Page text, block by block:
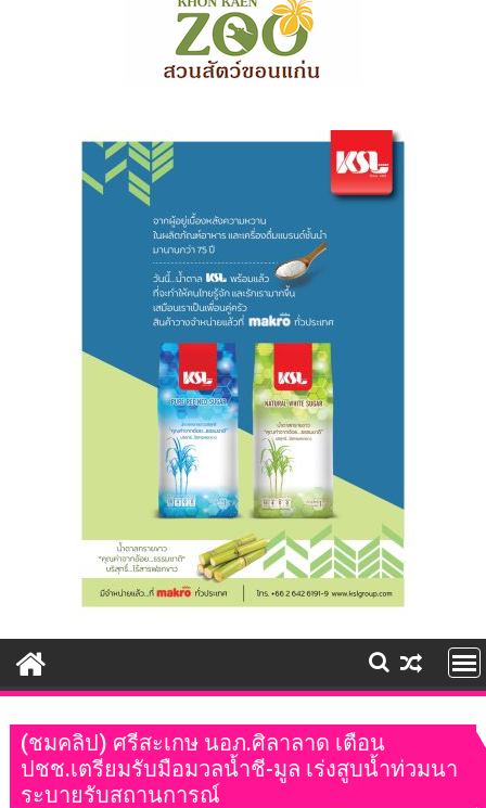
(ชมคลิป) ศรีสะเกษ นอภ.ศิลาลาด เตือน
ปชช.เตรียมรับมือมวลน้ำชี-มูล เร่งสูบน้ำท่วมนา
ระบายรับสถานการณ์